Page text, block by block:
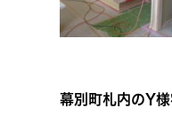
幕別町札内のY